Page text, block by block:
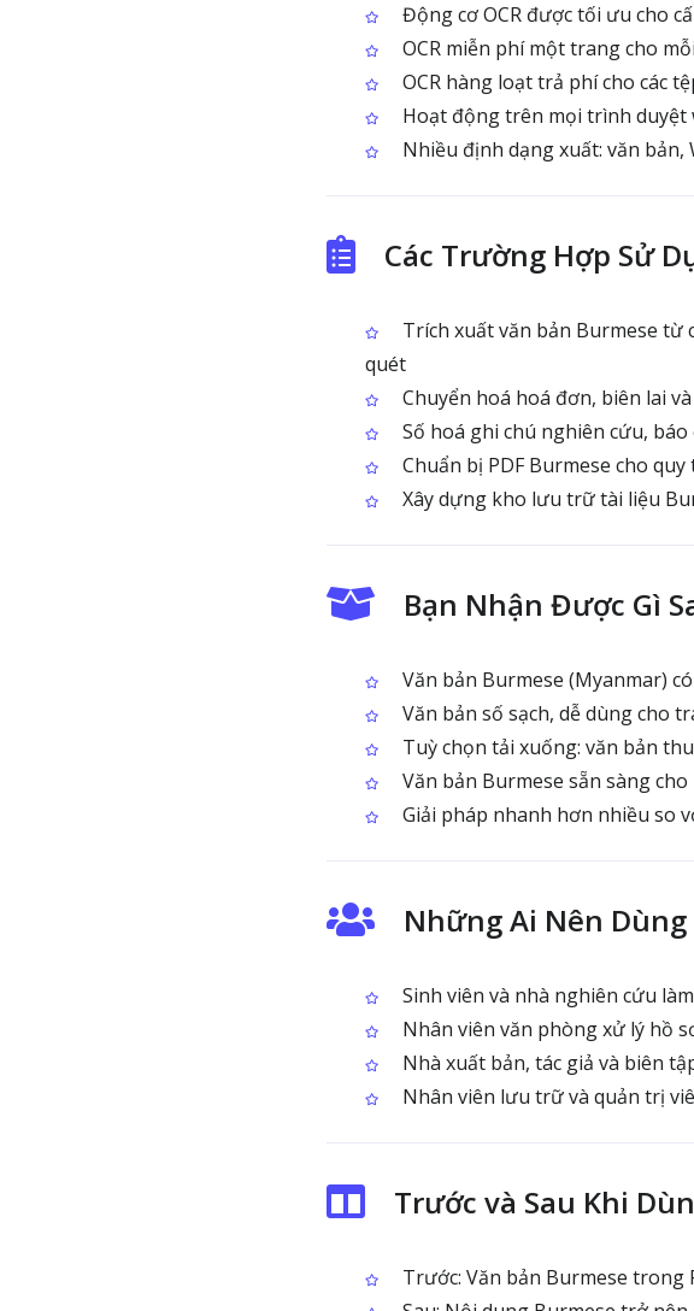
Động cơ OCR được tối ưu cho
OCR miễn phí một trang cho
OCR hàng loạt trả phí cho các
Hoạt động trên mọi trình duyệt
Nhiều định dạng xuất: văn bản,
Các Trường Hợp Sử
Trích xuất văn bản Burmese từ
quét
Chuyển hoá hoá đơn, biên lai
Số hoá ghi chú nghiên cứu,
Chuẩn bị PDF Burmese cho
Xây dựng kho lưu trữ tài liệu
Bạn Nhận Được Gì
Văn bản Burmese (Myanmar)
Văn bản số sạch, dễ dùng cho
Tuỳ chọn tải xuống: văn bản
Văn bản Burmese sẵn sàng
Giải pháp nhanh hơn nhiều so
Những Ai Nên Dùng
Sinh viên và nhà nghiên cứu
Nhân viên văn phòng xử lý hồ
Nhà xuất bản, tác giả và biên
Nhân viên lưu trữ và quản trị
Trước và Sau Khi
Trước: Văn bản Burmese trong